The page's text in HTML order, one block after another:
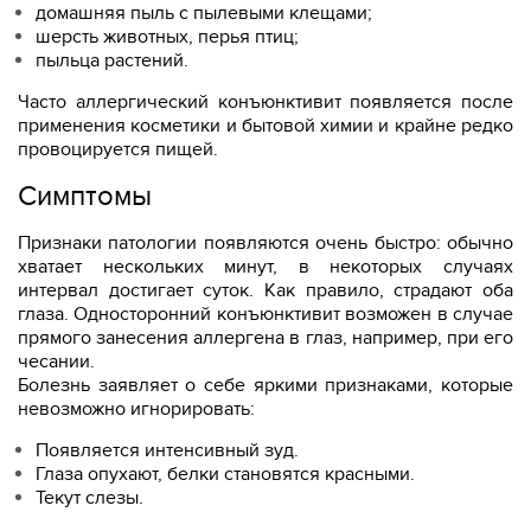
домашняя пыль с пылевыми клещами;
шерсть животных, перья птиц;
пыльца растений.
Часто аллергический конъюнктивит появляется после
применения косметики и бытовой химии и крайне редко
провоцируется пищей.
Симптомы
Признаки патологии появляются очень быстро: обычно
хватает нескольких минут, в некоторых случаях
интервал достигает суток. Как правило, страдают оба
глаза. Односторонний конъюнктивит возможен в случае
прямого занесения аллергена в глаз, например, при его
чесании.
Болезнь заявляет о себе яркими признаками, которые
невозможно игнорировать:
Появляется интенсивный зуд.
Глаза опухают, белки становятся красными.
Текут слезы.